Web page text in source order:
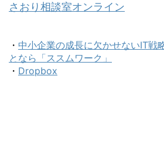
さおり相談室オンライン
・ 中小企業の成長に欠かせないIT戦
となら「ススムワーク」
・ Dropbox